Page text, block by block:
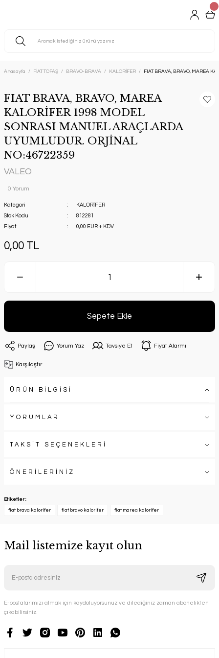
Anasayfa FİAT TOFAŞ BRAVO-BRAVA KALORİFER FIAT BRAVA, BRAVO, MAREA
FIAT BRAVA, BRAVO, MAREA
KALORİFER 1998 MODEL
SONRASI MANUEL ARAÇLARDA
UYUMLUDUR. ORJİNAL
NO:46722359
VALEO
0 Yorum
Kategori
KALORİFER
Stok Kodu
812281
Fiyat
0,00 EUR + KDV
0,00 TL
Sepete Ekle
Paylaş Yorum Yaz Tavsiye Et Fiyat Alarmı
Karşılaştır
ÜRÜN BİLGİSİ
YORUMLAR
TAKSİT SEÇENEKLERİ
ÖNERİLERİNİZ
Etiketler :
fiat brava kalorifer fiat bravo kalorifer fiat marea kalorifer
Mail listemize kayıt olun
E-postalarımızı almak için kaydoluyorsunuz ve dilediğiniz zaman abonelikten
çıkabilirsiniz.